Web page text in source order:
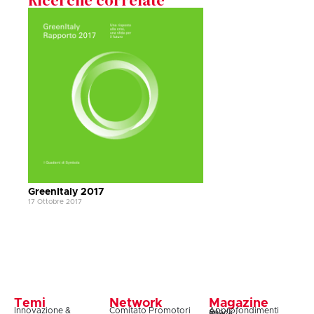
GreenItaly 2017
17 Ottobre 2017
Temi
Innovazione &
Network
Comitato Promotori
Magazine
Approfondimenti